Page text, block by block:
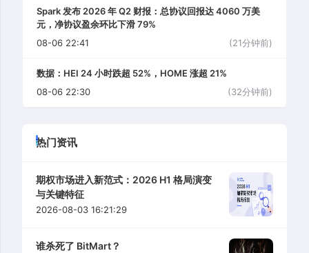
Spark 发布 2026 年 Q2 财报：总协议回报达 4060 万美
元，净协议盈余环比下滑 79%
08-06 22:41
(21分钟前)
数据：HEI 24 小时跌超 52%，HOME 涨超 21%
08-06 22:30
(32分钟前)
热门资讯
期权市场进入新范式：2026 H1 格局演变
与关键特征
2026-08-03 16:21:29
谁杀死了 BitMart？